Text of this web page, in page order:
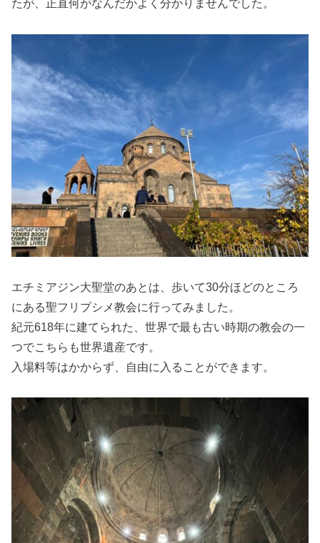
たが、正直何がなんだかよく分かりませんでした。
エチミアジン大聖堂のあとは、歩いて30分ほどのところ
にある聖フリプシメ教会に行ってみました。
紀元618年に建てられた、世界で最も古い時期の教会の一
つでこちらも世界遺産です。
入場料等はかからず、自由に入ることができます。